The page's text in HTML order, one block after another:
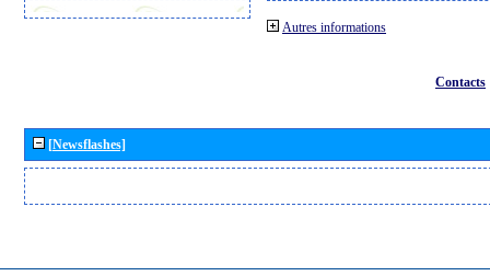
Autres informations
Contacts
[Newsflashes]